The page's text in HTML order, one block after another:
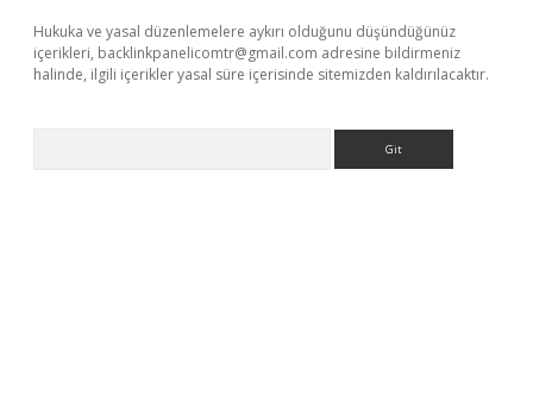
Hukuka ve yasal düzenlemelere aykırı olduğunu düşündüğünüz
içerikleri, backlinkpanelicomtr@gmail.com adresine bildirmeniz
halinde, ilgili içerikler yasal süre içerisinde sitemizden kaldırılacaktır.